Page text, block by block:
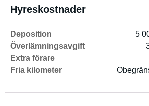
Hyreskostnader
Deposition
5
Överlämningsavgift
Extra förare
Fria kilometer